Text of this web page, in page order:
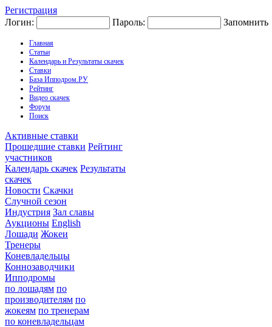
Регистрация
Логин:
Пароль: Запомнить
Главная
Статьи
Календарь и Результаты скачек
Ставки
База Ипподром.РУ
Рейтинг
Видео скачек
Форум
Поиск
Активные ставки
Прошедшие ставки Рейтинг
участников
Календарь скачек Результаты
скачек
Новости Скачки
Случной сезон
Индустрия Зал славы
Аукционы English
Лошади Жокеи
Тренеры
Коневладельцы
Коннозаводчики
Ипподромы
по лошадям по
производителям по
жокеям по тренерам
по коневладельцам